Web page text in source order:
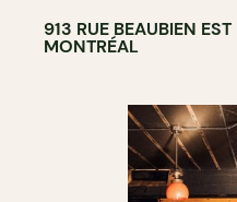
913 RUE BEAUBIEN EST
MONTRÉAL